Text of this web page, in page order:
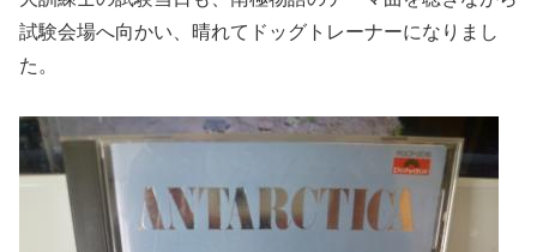
試験会場へ向かい、晴れてドッグトレーナーになりまし
た。